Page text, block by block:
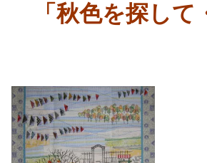
「秋色を探して